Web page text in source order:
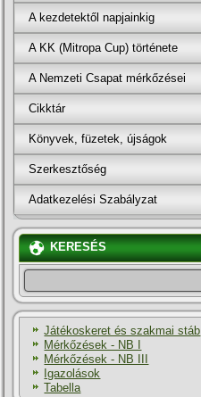
A kezdetektől napjainkig
A KK (Mitropa Cup) története
A Nemzeti Csapat mérkőzései
Cikktár
Könyvek, füzetek, újságok
Szerkesztőség
Adatkezelési Szabályzat
KERESÉS
Játékoskeret és szakmai stáb
Mérkőzések - NB I
Mérkőzések - NB III
Igazolások
Tabella